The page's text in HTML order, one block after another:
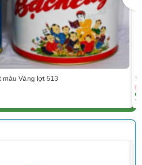
màu Vàng lợt 513